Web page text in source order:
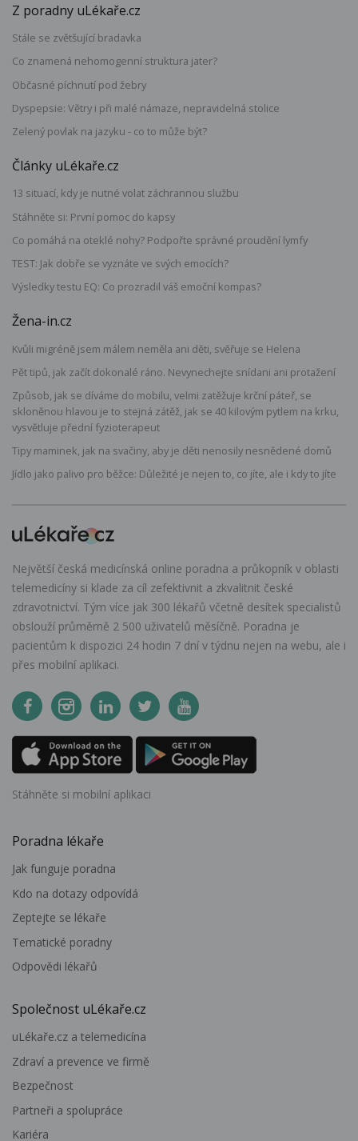
Z poradny uLékaře.cz
Stále se zvětšující bradavka
Co znamená nehomogenní struktura jater?
Občasné píchnutí pod žebry
Dyspepsie: Větry i při malé námaze, nepravidelná stolice
Zelený povlak na jazyku - co to může být?
Články uLékaře.cz
13 situací, kdy je nutné volat záchrannou službu
Stáhněte si: První pomoc do kapsy
Co pomáhá na oteklé nohy? Podpořte správné proudění lymfy
TEST: Jak dobře se vyznáte ve svých emocích?
Výsledky testu EQ: Co prozradil váš emoční kompas?
Žena-in.cz
Kvůli migréně jsem málem neměla ani děti, svěřuje se Helena
Pět tipů, jak začít dokonalé ráno. Nevynechejte snídani ani protažení
Způsob, jak se díváme do mobilu, velmi zatěžuje krční páteř, se
skloněnou hlavou je to stejná zátěž, jak se 40 kilovým pytlem na krku,
vysvětluje přední fyzioterapeut
Tipy maminek, jak na svačiny, aby je děti nenosily nesnědené domů
Jídlo jako palivo pro běžce: Důležité je nejen to, co jíte, ale i kdy to jíte
Největší česká medicínská online poradna a průkopník v oblasti
telemedicíny si klade za cíl zefektivnit a zkvalitnit české
zdravotnictví. Tým více jak 300 lékařů včetně desítek specialistů
obslouží průměrně 2 500 uživatelů měsíčně. Poradna je
pacientům k dispozici 24 hodin 7 dní v týdnu nejen na webu, ale i
přes mobilní aplikaci.
Stáhněte si mobilní aplikaci
Poradna lékaře
Jak funguje poradna
Kdo na dotazy odpovídá
Zeptejte se lékaře
Tematické poradny
Odpovědi lékařů
Společnost uLékaře.cz
uLékaře.cz a telemedicína
Zdraví a prevence ve firmě
Bezpečnost
Partneři a spolupráce
Kariéra